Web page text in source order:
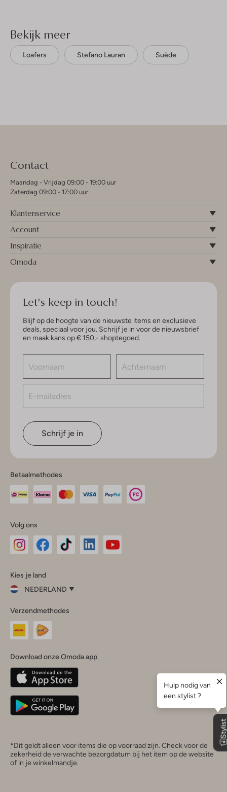
Bekijk meer
Loafers Stefano Lauran Suède
Contact
Maandag - Vrijdag 09:00 - 19:00 uur
Zaterdag 09:00 - 17:00 uur
Klantenservice
Account
Inspiratie
Omoda
Let's keep in touch!
Blijf op de hoogte van de nieuwste items en exclusieve
deals, speciaal voor jou. Schrijf je in voor de nieuwsbrief
en maak kans op € 150,- shoptegoed.
Schrijf je in
Betaalmethodes
Volg ons
InstagramFacebook
Kies je land
NEDERLAND
je
land
Nederland
Belgique(Français)
Deutschland
Verzendmethodes
Download onze Omoda app
*Dit geldt alleen voor items die op voorraad zijn. Check voor de
zekerheid de verwachte bezorgdatum bij het item op de website
of in je winkelmandje.